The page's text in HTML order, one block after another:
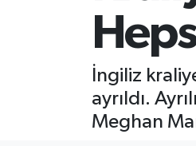
İngiliz
ayrıldı.
Meghan
GÖKTÜRK
Son Dakika Haberleri